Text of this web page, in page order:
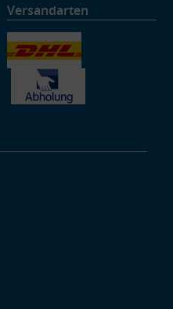
Versandarten